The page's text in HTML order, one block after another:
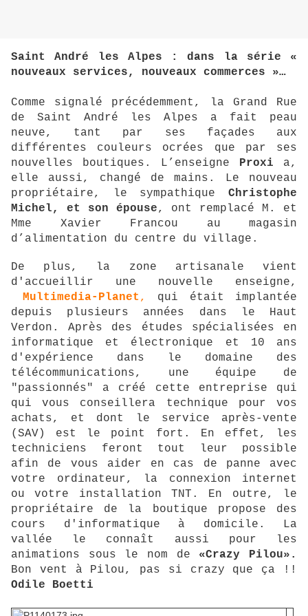
Saint André les Alpes : dans la série «
nouveaux services, nouveaux commerces »…
Comme signalé précédemment, la Grand Rue
de Saint André les Alpes a fait peau
neuve, tant par ses façades aux
différentes couleurs ocrées que par ses
nouvelles boutiques. L’enseigne Proxi a,
elle aussi, changé de mains. Le nouveau
propriétaire, le sympathique Christophe
Michel, et son épouse, ont remplacé M. et
Mme Xavier Francou au magasin
d’alimentation du centre du village.
De plus, la zone artisanale vient
d'accueillir une nouvelle enseigne,
Multimedia-Planet ,
qui était implantée
depuis plusieurs années dans le Haut
Verdon. Après des études spécialisées en
informatique et électronique et 10 ans
d'expérience dans le domaine des
télécommunications, une équipe de
"passionnés" a créé cette entreprise qui
qui vous conseillera technique pour vos
achats, et dont le service après-vente
(SAV) est le point fort. En effet, les
techniciens feront tout leur possible
afin de vous aider en cas de panne avec
votre ordinateur, la connexion internet
ou votre installation TNT. En outre, le
propriétaire de la boutique propose des
cours d'informatique à domicile. La
vallée le connaît aussi pour les
animations sous le nom de «Crazy Pilou».
Bon vent à Pilou, pas si crazy que ça !!
Odile Boetti